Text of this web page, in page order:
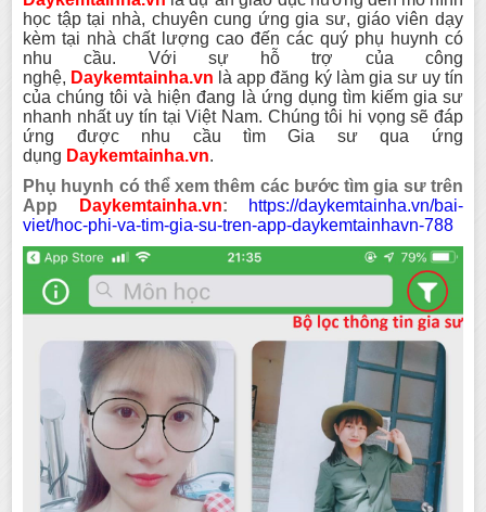
học tập tại nhà, chuyên cung ứng gia sư, giáo viên dạy
kèm tại nhà chất lượng cao đến các quý phụ huynh có
nhu cầu. Với sự hỗ trợ của công
nghệ, Daykemtainha.vn là app đăng ký làm gia sư uy tín
của chúng tôi và hiện đang là ứng dụng tìm kiếm gia sư
nhanh nhất uy tín tại Việt Nam. Chúng tôi hi vọng sẽ đáp
ứng được nhu cầu tìm Gia sư qua ứng
dụng Daykemtainha.vn.
Phụ huynh có thể xem thêm các bước tìm gia sư trên
App
Daykemtainha.vn:
https://daykemtainha.vn/bai-
viet/hoc-phi-va-tim-gia-su-tren-app-daykemtainhavn-788